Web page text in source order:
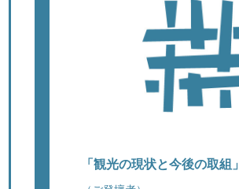
「観光の現状と今後の取組」